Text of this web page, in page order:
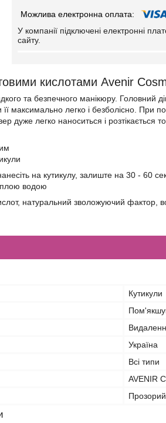
У компанії підключені електронні
сайту.
кислотами Avenir
та безпечного манікюру. Головний
максимально легко і безболісно. При
дуже легко наноситься і
на кутикулу, залиште на 30 - 60
водою
натуральний зволожуючий фактор,
Кутикули
Україна
Всі типи
AVENIR
Прозорий